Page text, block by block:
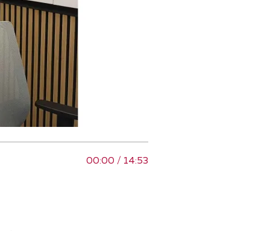
00:00 / 14:53